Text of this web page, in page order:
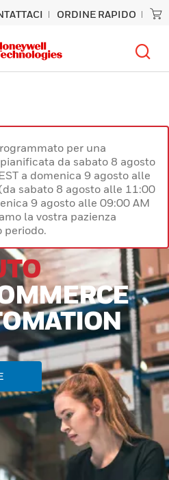
ORDINE RAPIDO
per una
da sabato 8 agosto
a domenica 9 agosto alle
sabato 8 agosto alle 11:00
9 agosto alle 09:00 AM
la vostra pazienza
periodo.